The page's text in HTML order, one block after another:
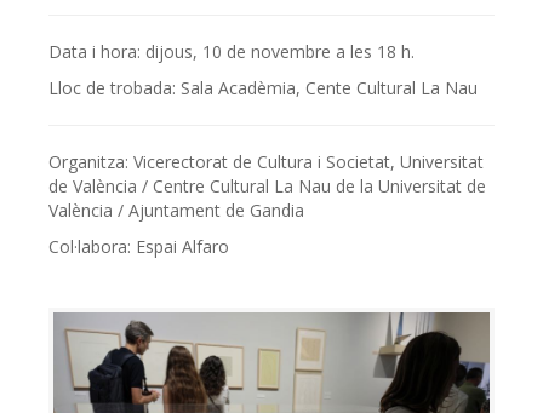
Data i hora: dijous, 10 de novembre a les 18 h.
Lloc de trobada: Sala Acadèmia, Cente Cultural La Nau
Organitza: Vicerectorat de Cultura i Societat, Universitat
de València / Centre Cultural La Nau de la Universitat de
València / Ajuntament de Gandia
Col·labora: Espai Alfaro